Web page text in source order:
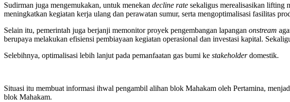
Sudirman juga mengemukakan, untuk menekan decline rate sekaligus merealisasikan lifting
meningkatkan kegiatan kerja ulang dan perawatan sumur, serta mengoptimalisasi fasilitas
Selain itu, pemerintah juga berjanji memonitor proyek pengembangan lapangan onstream
berupaya melakukan efisiensi pembiayaan kegiatan operasional dan investasi kapital.
Selebihnya, optimalisasi lebih lanjut pada pemanfaatan gas bumi ke stakeholderdomestik.
Situasi itu membuat informasi ihwal pengambil alihan blok Mahakam oleh Pertamina,
blok Mahakam.